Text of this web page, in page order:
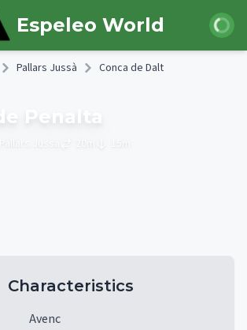
Espeleo World Login
Pallars Jussà Conca de Dalt
Penalta
Characteristics
Avenc